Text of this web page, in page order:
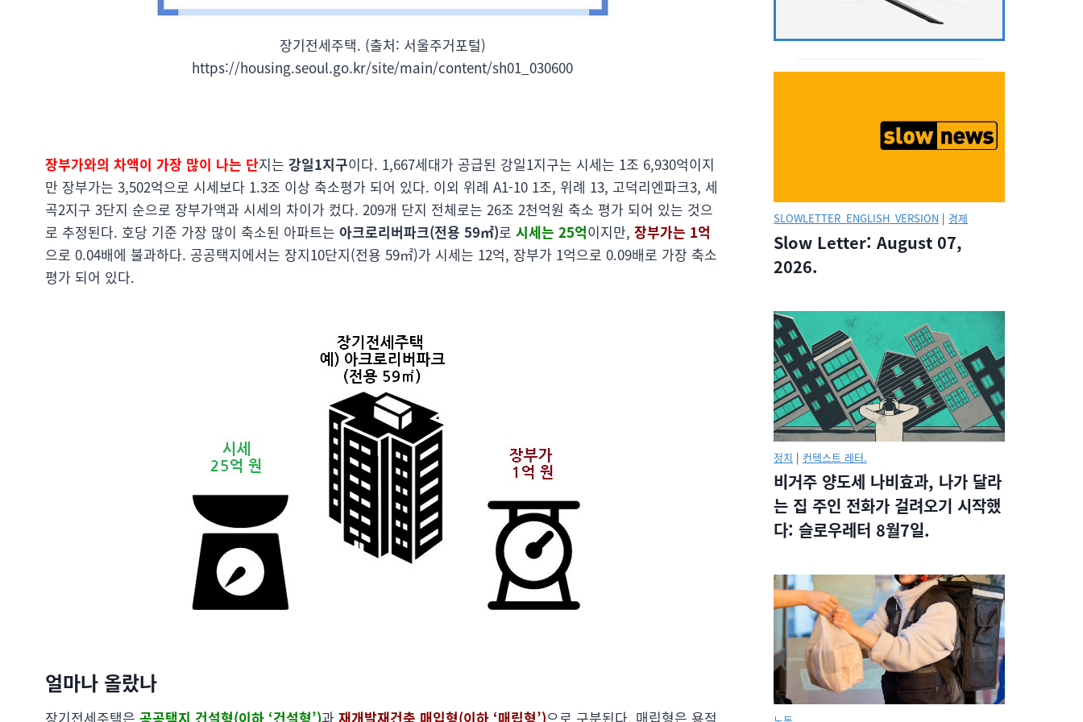
장기전세주택. (출처: 서울주거포털)
https://housing.seoul.go.kr/site/main/content/sh01_030600
장부가와의 차액이 가장 많이 나는 단지는 강일1지구이다. 1,667세대가 공급된 강일1지구는 시세는 1조 6,930억이지
만 장부가는 3,502억으로 시세보다 1.3조 이상 축소평가 되어 있다. 이외 위례 A1-10 1조, 위례 13, 고덕리엔파크3, 세
곡2지구 3단지 순으로 장부가액과 시세의 차이가 컸다. 209개 단지 전체로는 26조 2천억원 축소 평가 되어 있는 것으
로 추정된다. 호당 기준 가장 많이 축소된 아파트는 아크로리버파크(전용 59㎡)로 시세는 25억이지만, 장부가는 1억
으로 0.04배에 불과하다. 공공택지에서는 장지10단지(전용 59㎡)가 시세는 12억, 장부가 1억으로 0.09배로 가장 축소
평가 되어 있다.
얼마나 올랐나
장기전세주택은 공공택지 건설형(이하 ‘건설형’)과 재개발재건축 매입형(이하 ‘매립형’)으로 구분된다. 매립형은 용적
SLOWLETTER_ENGLISH_VERSION | 경제
Slow Letter: August 07,
2026.
정치 | 컨텍스트 레터.
비거주 양도세 나비효과, 나가 달라
는 집 주인 전화가 걸려오기 시작했
다: 슬로우레터 8월7일.